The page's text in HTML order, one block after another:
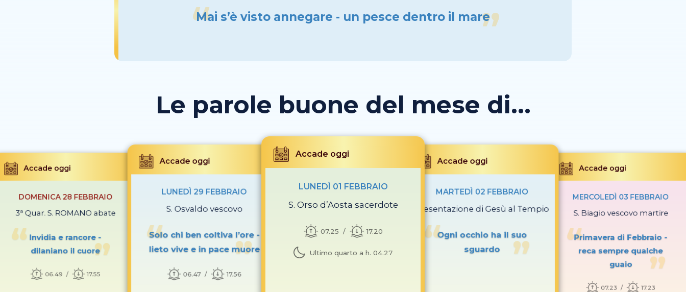
Mai s’è visto annegare - un pesce dentro il mare
Le parole buone del mese di...
Accade oggi
DOMENICA 28 FEBBRAIO
3ª Quar. S. ROMANO abate
Invidia e rancore -
dilaniano il cuore
06.49 17.55
Accade oggi
LUNEDÌ 29 FEBBRAIO
S. Osvaldo vescovo
Solo chi ben coltiva l’ore -
lieto vive e in pace muore
06.47 17.56
Accade oggi
LUNEDÌ 01 FEBBRAIO
S. Orso d’Aosta sacerdote
07.25 17.20
Ultimo quarto a h. 04.27
Accade oggi
MARTEDÌ 02 FEBBRAIO
Presentazione di Gesù al Tempio
Ogni occhio ha il suo
sguardo
Accade oggi
MERCOLEDÌ 03 FEBBRAIO
S. Biagio vescovo martire
Primavera di Febbraio -
reca sempre qualche
guaio
07.23 17.23